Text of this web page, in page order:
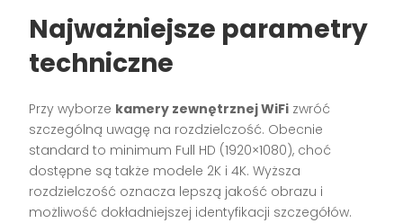
Najważniejsze parametry
techniczne
Przy wyborze kamery zewnętrznej WiFi zwróć
szczególną uwagę na rozdzielczość. Obecnie
standard to minimum Full HD (1920×1080), choć
dostępne są także modele 2K i 4K. Wyższa
rozdzielczość oznacza lepszą jakość obrazu i
możliwość dokładniejszej identyfikacji szczegółów.